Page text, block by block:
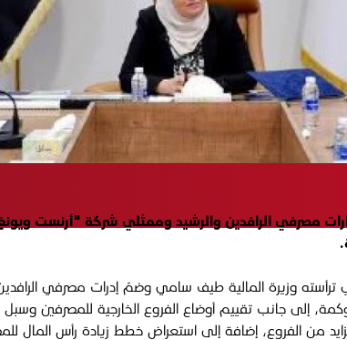
سامي، الأربعاء 21 أيار 2025، اجتماعاً ضمّ إدارات مصرفي الرافدين
ترأسته وزيرة المالية طيف سامي وضمّ إدرات مصرفي
جانب تقييم أوضاع الفروع الخارجية للمصرفين وسبل
من الفروع، إضافة إلى استعراض خطط زيادة رأس المال